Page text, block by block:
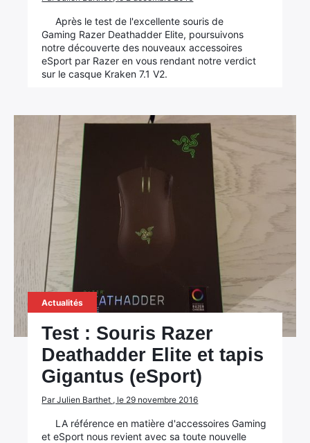
Après le test de l'excellente souris de
Gaming Razer Deathadder Elite, poursuivons
notre découverte des nouveaux accessoires
eSport par Razer en vous rendant notre verdict
sur le casque Kraken 7.1 V2.
Actualités
Test : Souris Razer
Deathadder Elite et tapis
Gigantus (eSport)
Par Julien Barthet , le 29 novembre 2016
LA référence en matière d'accessoires Gaming
et eSport nous revient avec sa toute nouvelle